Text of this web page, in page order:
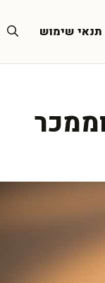
תנאי שימוש